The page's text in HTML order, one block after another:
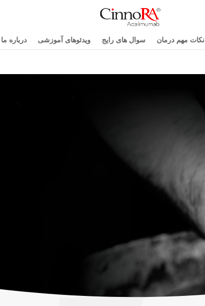
نکات مهم درمان سوال های رایج ویدئوهای آموزشی درباره ما